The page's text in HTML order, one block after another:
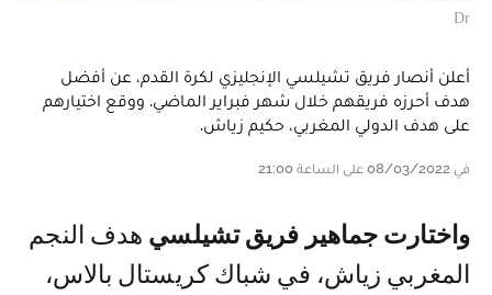
Dr
أعلن أنصار فريق تشيلسي الإنجليزي لكرة القدم، عن أفضل
هدف أحرزه فريقهم خلال شهر فبراير الماضي. ووقع اختيارهم
على هدف الدولي المغربي، حكيم زياش.
في 08/03/2022 على الساعة 21:00
واختارت جماهير فريق تشيلسي هدف النجم
المغربي زياش، في شباك كريستال بالاس،